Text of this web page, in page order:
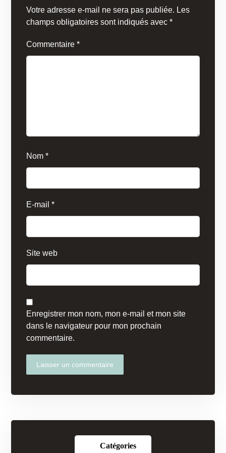
Votre adresse e-mail ne sera pas publiée. Les
champs obligatoires sont indiqués avec*
Commentaire*
Nom*
E-mail*
Site web
Enregistrer mon nom, mon e-mail et mon site
dans le navigateur pour mon prochain
commentaire.
Laisser un commentaire
Catégories